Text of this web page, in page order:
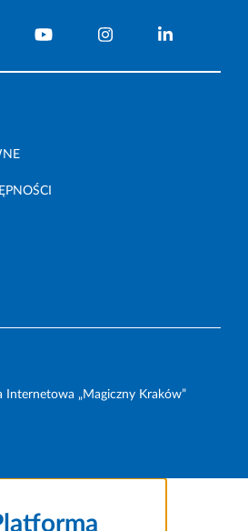
Internetowa „Magiczny Kraków”